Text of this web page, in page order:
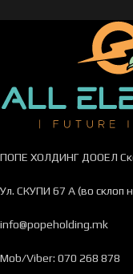
ПОПЕ ХОЛДИНГ ДООЕЛ
Ул. СКУПИ 67 А (во склоп
info@popeholding.mk
Mob/Viber: 070 268 878